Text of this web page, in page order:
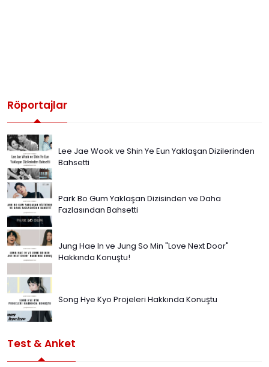
Röportajlar
Lee Jae Wook ve Shin Ye Eun Yaklaşan Dizilerinden
Bahsetti
Park Bo Gum Yaklaşan Dizisinden ve Daha
Fazlasından Bahsetti
Jung Hae In ve Jung So Min "Love Next Door"
Hakkında Konuştu!
Song Hye Kyo Projeleri Hakkında Konuştu
Test & Anket